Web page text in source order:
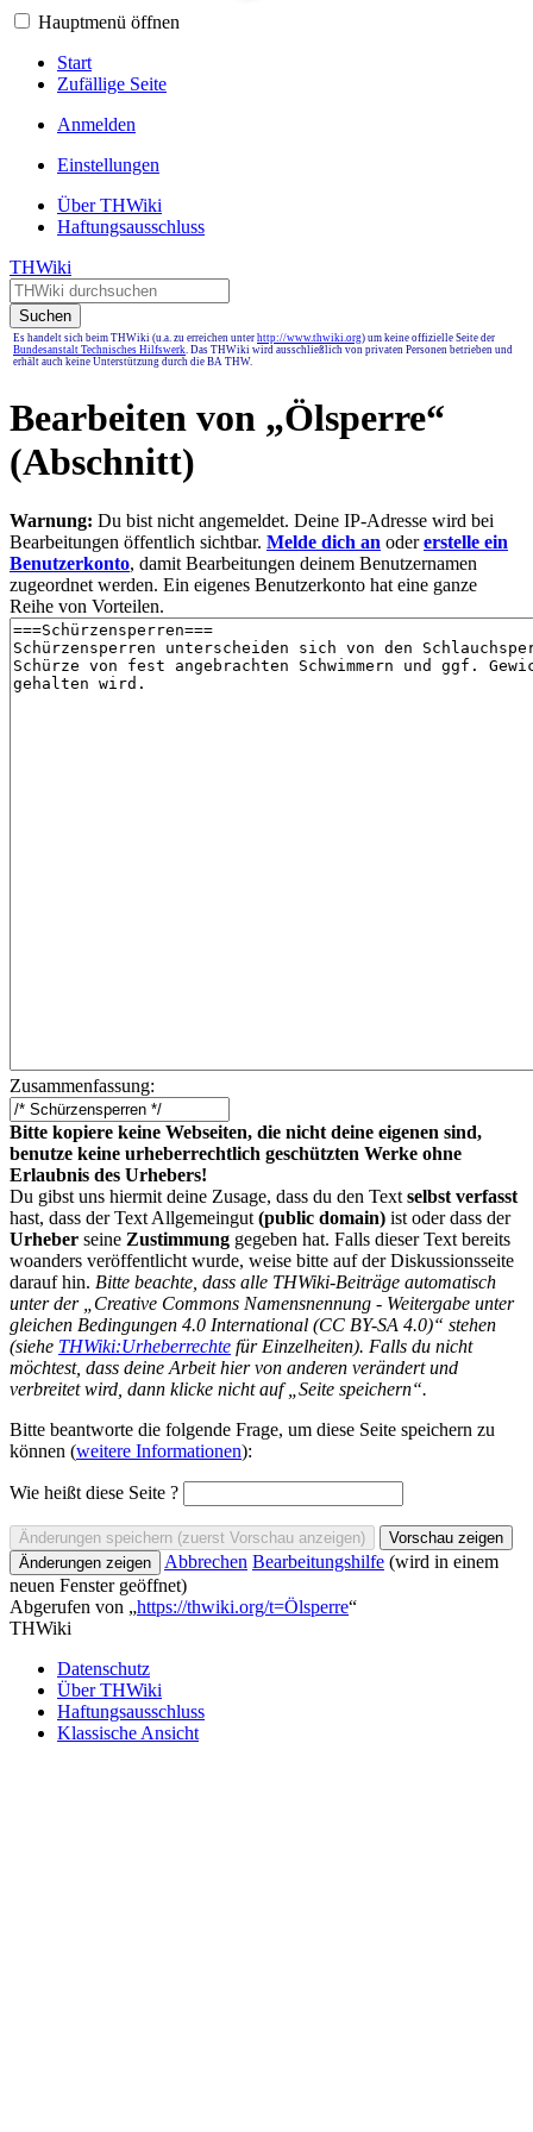
Hauptmenü öffnen
Start
Zufällige Seite
Anmelden
Einstellungen
Über THWiki
Haftungsausschluss
THWiki
Suchen
Es handelt sich beim THWiki (u.a. zu erreichen unter http://www.thwiki.org) um keine offizielle Seite der
Bundesanstalt Technisches Hilfswerk. Das THWiki wird ausschließlich von privaten Personen betrieben und
erhält auch keine Unterstützung durch die BA THW.
Bearbeiten von „Ölsperre“
(Abschnitt)
Warnung: Du bist nicht angemeldet. Deine IP-Adresse wird bei
Bearbeitungen öffentlich sichtbar. Melde dich an odererstelle ein
Benutzerkonto, damit Bearbeitungen deinem Benutzernamen
zugeordnet werden. Ein eigenes Benutzerkonto hat eine ganze
Reihe von Vorteilen.
Zusammenfassung:
Bitte kopiere keine Webseiten, die nicht deine eigenen sind,
benutze keine urheberrechtlich geschützten Werke ohne
Erlaubnis des Urhebers!
Du gibst uns hiermit deine Zusage, dass du den Text selbst verfasst
hast, dass der Text Allgemeingut (public domain) ist oder dass der
Urheber seine Zustimmung gegeben hat. Falls dieser Text bereits
woanders veröffentlicht wurde, weise bitte auf der Diskussionsseite
darauf hin. Bitte beachte, dass alle THWiki-Beiträge automatisch
unter der „Creative Commons Namensnennung - Weitergabe unter
gleichen Bedingungen 4.0 International (CC BY-SA 4.0)“ stehen
(siehe THWiki:Urheberrechte für Einzelheiten). Falls du nicht
möchtest, dass deine Arbeit hier von anderen verändert und
verbreitet wird, dann klicke nicht auf „Seite speichern“.
Bitte beantworte die folgende Frage, um diese Seite speichern zu
können (weitere Informationen):
Wie heißt diese Seite ?
Abbrechen Bearbeitungshilfe (wird in einem
neuen Fenster geöffnet)
Abgerufen von „https://thwiki.org/t=Ölsperre“
THWiki
Datenschutz
Über THWiki
Haftungsausschluss
Klassische Ansicht